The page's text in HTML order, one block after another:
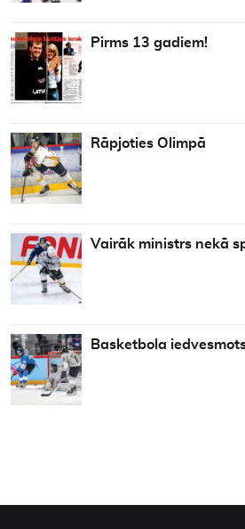
Pirms 13 gadiem!
Rāpjoties Olimpā
Vairāk ministrs nekā
Basketbola